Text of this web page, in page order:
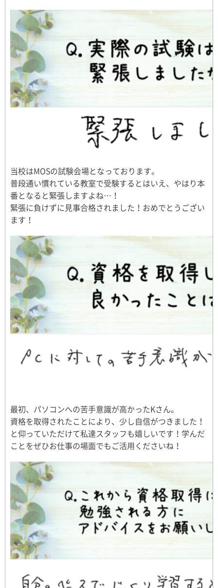
当校はMOSの試験会場となっております。
普段通い慣れている教室で受験するとはいえ、やはり本
番となると緊張しますよね…！
緊張に負けずに見事合格されました！おめでとうござい
ます！
最初、パソコンへの苦手意識が高かったKさん。
資格を取得されたことにより、少し自信がつきました！
と仰っていただけて私達スタッフも嬉しいです！学んだ
ことをぜひお仕事の場面でもご活用くださいね！